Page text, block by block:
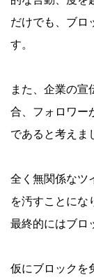
だけでも、ブロ
す。
また、企業の宣
合、フォロワー
であると考えま
全く無関係なツ
を汚すことにな
最終的にはブロ
仮にブロックを